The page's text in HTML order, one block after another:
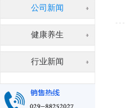
公司新闻
健康养生
行业新闻